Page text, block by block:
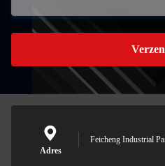
Adres
Feicheng Industrial